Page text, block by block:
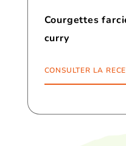
Courgettes
curry
CONSULTER LA